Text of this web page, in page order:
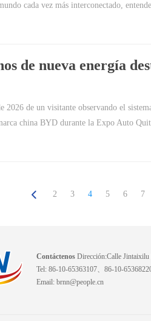
cada vez más interconectado,
de nueva energía
2026 de un visitante observando el
china BYD durante la Expo Auto
2 3 4 5 6 7
Contáctenos Dirección:Calle
Tel: 86-10-65363107、86-10-
Email: brnn@people.cn